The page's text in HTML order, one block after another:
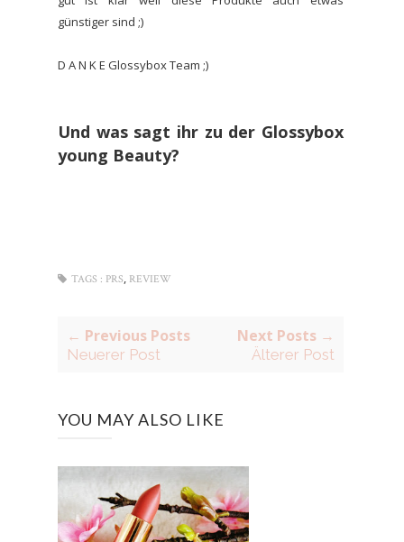
günstiger sind ;)
D A N K E Glossybox Team ;)
Und was sagt ihr zu der Glossybox
young Beauty?
TAGS : PRS, REVIEW
← Previous Posts
Neuerer Post
Next Posts →
Älterer Post
YOU MAY ALSO LIKE